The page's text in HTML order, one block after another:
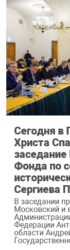
Сегодня в
Христа
заседание
Фонда по
Сергиева
В заседании
Московский и
Федерации
области